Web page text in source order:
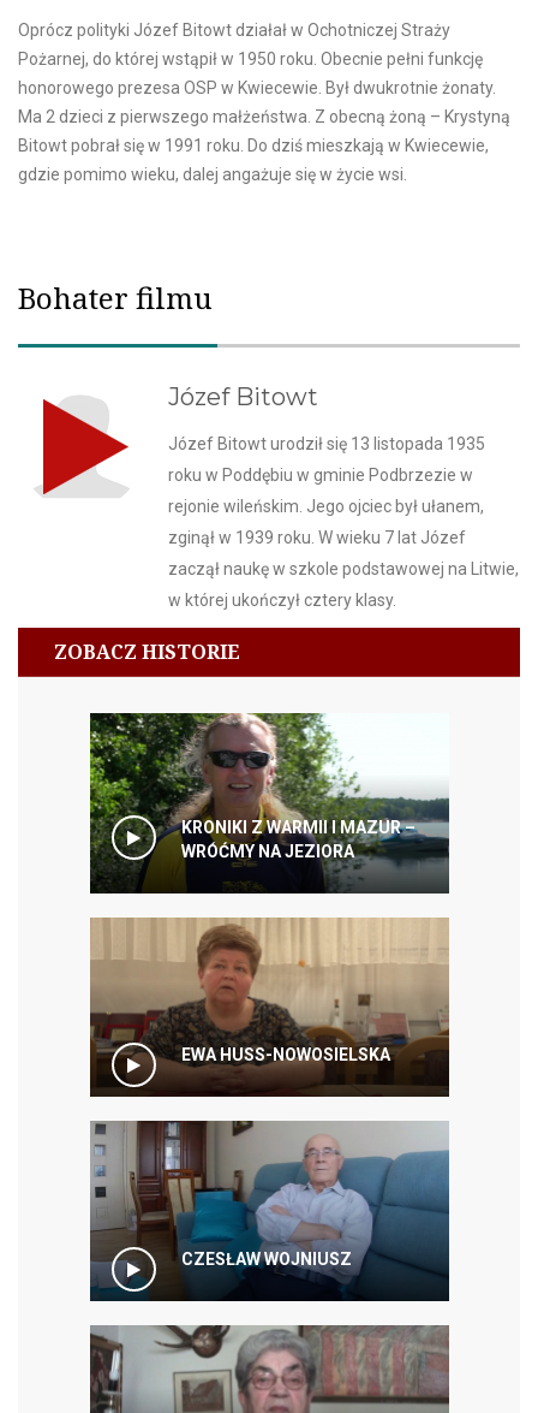
Oprócz polityki Józef Bitowt działał w Ochotniczej Straży
Pożarnej, do której wstąpił w 1950 roku. Obecnie pełni funkcję
honorowego prezesa OSP w Kwiecewie. Był dwukrotnie żonaty.
Ma 2 dzieci z pierwszego małżeństwa. Z obecną żoną – Krystyną
Bitowt pobrał się w 1991 roku. Do dziś mieszkają w Kwiecewie,
gdzie pomimo wieku, dalej angażuje się w życie wsi.
Bohater filmu
Józef Bitowt
Józef Bitowt urodził się 13 listopada 1935
roku w Poddębiu w gminie Podbrzezie w
rejonie wileńskim. Jego ojciec był ułanem,
zginął w 1939 roku. W wieku 7 lat Józef
zaczął naukę w szkole podstawowej na Litwie,
w której ukończył cztery klasy.
ZOBACZ HISTORIE
KRONIKI Z WARMII I MAZUR –
WRÓĆMY NA JEZIORA
EWA HUSS-NOWOSIELSKA
CZESŁAW WOJNIUSZ